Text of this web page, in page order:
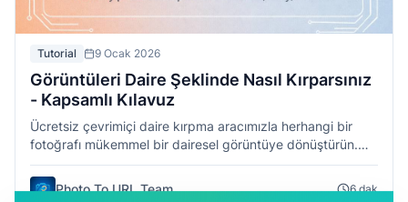
Tutorial 9 Ocak 2026
Görüntüleri Daire Şeklinde Nasıl Kırparsınız
- Kapsamlı Kılavuz
Ücretsiz çevrimiçi daire kırpma aracımızla herhangi bir
fotoğrafı mükemmel bir dairesel görüntüye dönüştürün.
Profiller, sosyal medya, logolar ve daha fazlası için
saniyeler içinde profesyonel yuvarlak görüntüler oluşturun.
Photo To URL Team 6 dak